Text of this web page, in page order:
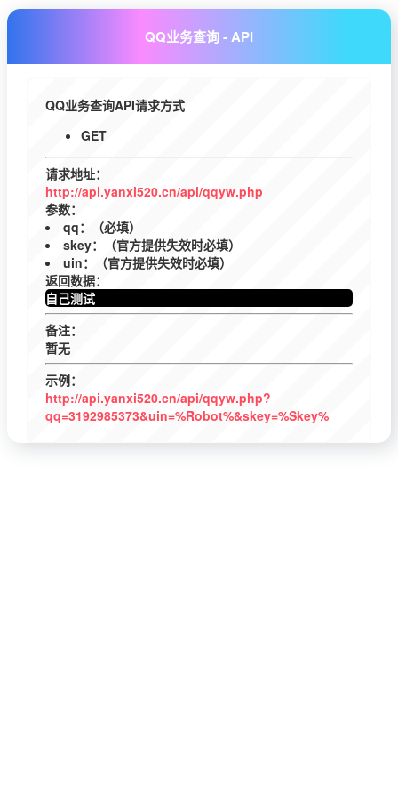
QQ业务查询 - API
QQ业务查询API请求方式
GET
请求地址：
http://api.yanxi520.cn/api/qqyw.php
参数：
qq：（必填）
skey：（官方提供失效时必填）
uin：（官方提供失效时必填）
返回数据：
自己测试
备注：
暂无
示例：
http://api.yanxi520.cn/api/qqyw.php?
qq=3192985373&uin=%Robot%&skey=%Skey%